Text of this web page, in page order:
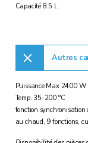
Capacité 8.5 l.
Autres
Puissance Max 2400 W
Temp. 35-200 °C
fonction synchronisation
au chaud, 9 fonctions,